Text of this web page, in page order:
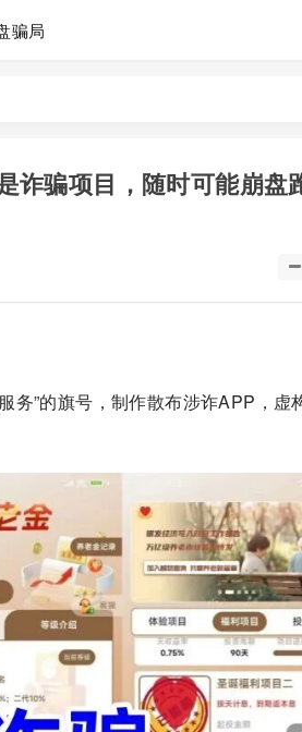
骗局
诈骗项目，随时可能崩盘
务”的旗号，制作散布涉诈APP，虚